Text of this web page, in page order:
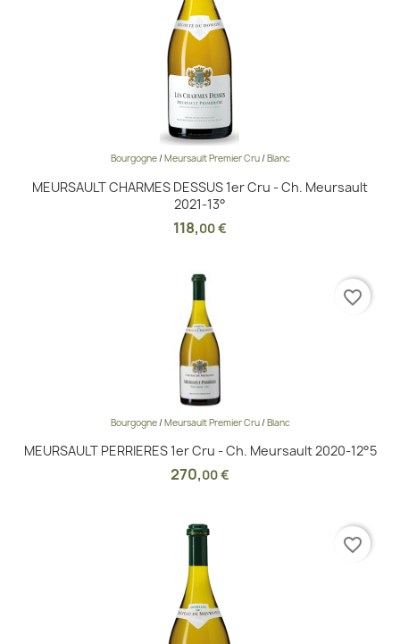
Bourgogne/Meursault Premier Cru/Blanc
MEURSAULT CHARMES DESSUS 1er Cru - Ch. Meursault
2021-13°
118,00 €
Bourgogne/Meursault Premier Cru/Blanc
MEURSAULT PERRIERES 1er Cru - Ch. Meursault 2020-12°5
270,00 €
favorite_border
favorite_border